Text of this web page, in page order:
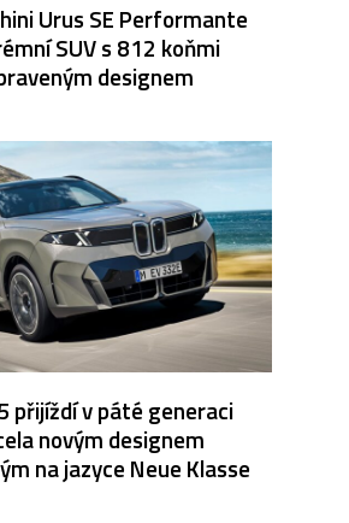
Urus SE Performante
SUV s 812 koňmi
designem
přijíždí v páté generaci
novým designem
na jazyce Neue Klasse